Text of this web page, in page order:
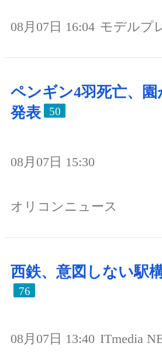
08月07日 16:04 モデルプ
ペンギン4羽死亡、園
発表
50
08月07日 15:30
オリコンニュース
西鉄、意図しない駅
76
08月07日 13:40 ITmedia